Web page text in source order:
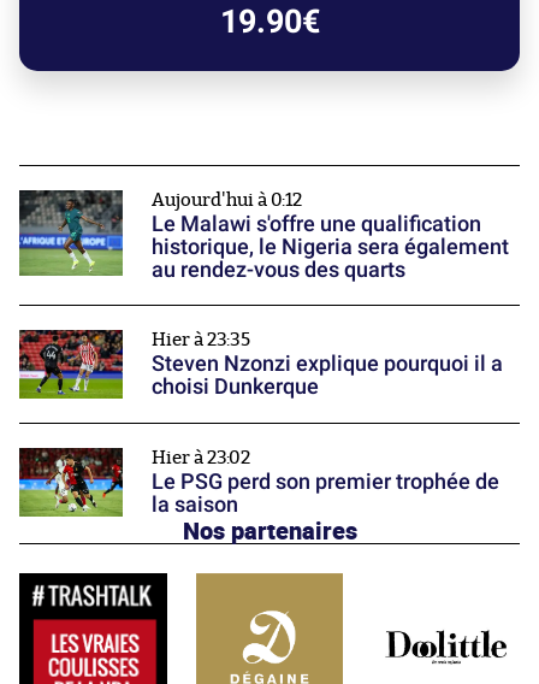
19.90€
Aujourd'hui à 0:12
Le Malawi s'offre une qualification
historique, le Nigeria sera également
au rendez-vous des quarts
Hier à 23:35
Steven Nzonzi explique pourquoi il a
choisi Dunkerque
Hier à 23:02
Le PSG perd son premier trophée de
la saison
Nos partenaires